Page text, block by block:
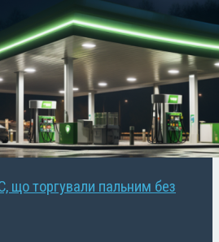
що торгували пальним без